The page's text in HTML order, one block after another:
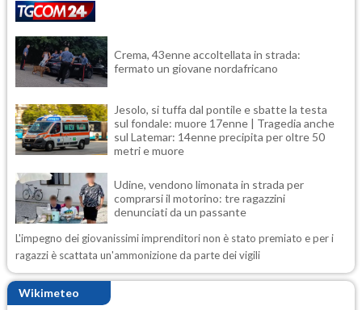
Crema, 43enne accoltellata in strada:
fermato un giovane nordafricano
Jesolo, si tuffa dal pontile e sbatte la testa
sul fondale: muore 17enne | Tragedia anche
sul Latemar: 14enne precipita per oltre 50
metri e muore
Udine, vendono limonata in strada per
comprarsi il motorino: tre ragazzini
denunciati da un passante
L'impegno dei giovanissimi imprenditori non è stato premiato e per i
ragazzi è scattata un'ammonizione da parte dei vigili
Wikimeteo